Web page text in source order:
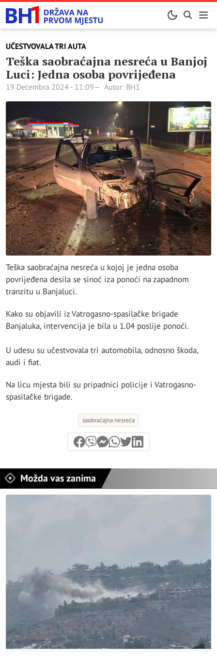
UČESTVOVALA TRI AUTA
Teška saobraćajna nesreća u Banjoj
Luci: Jedna osoba povrijeđena
19 Decembra 2024 - 11:09 Autor: BH1
Teška saobraćajna nesreća u kojoj je jedna osoba
povrijeđena desila se sinoć iza ponoći na zapadnom
tranzitu u Banjaluci.
Kako su objavili iz Vatrogasno-spasilačke brigade
Banjaluka, intervencija je bila u 1.04 poslije ponoći.
U udesu su učestvovala tri automobila, odnosno škoda,
audi i fiat.
Na licu mjesta bili su pripadnici policije i Vatrogasno-
spasilačke brigade.
saobraćajna nesreća
Možda vas zanima